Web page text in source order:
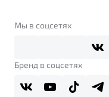
Реферальная программа
О дилерском центре
Правовая информация
Мы в соцсетях
Бренд в соцсетях